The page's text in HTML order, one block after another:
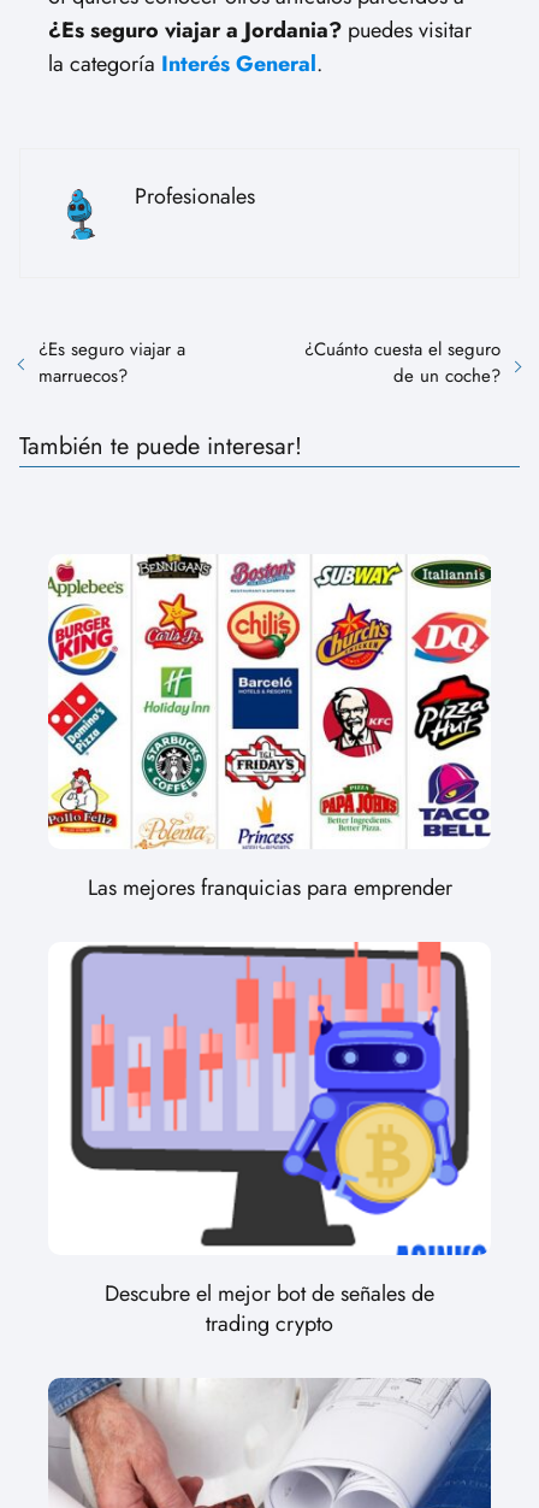
¿Es seguro viajar a Jordania? puedes visitar
la categoría Interés General.
Profesionales
¿Es seguro viajar a
marruecos?
¿Cuánto cuesta el seguro
de un coche?
También te puede interesar!
Las mejores franquicias para emprender
Descubre el mejor bot de señales de
trading crypto